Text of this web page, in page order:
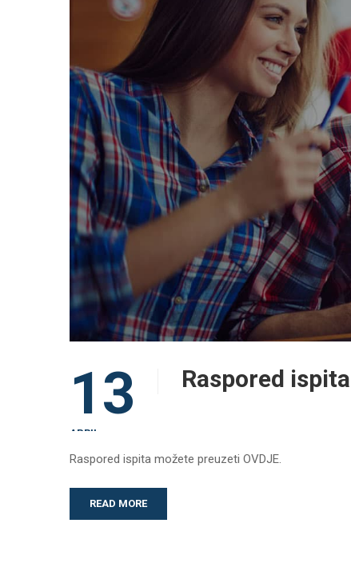
13
APRIL
Raspored
Raspored ispita možete preuzeti OVDJE.
READ MORE